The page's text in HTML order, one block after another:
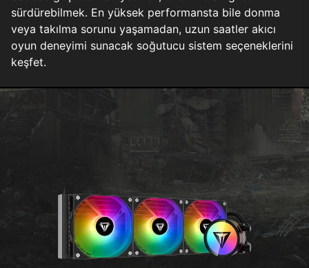
sürdürebilmek. En yüksek performansta bile donma
veya takılma sorunu yaşamadan, uzun saatler akıcı
oyun deneyimi sunacak soğutucu sistem seçeneklerini
keşfet.